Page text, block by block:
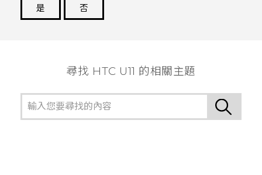
是
否
尋找 HTC U11 的相關主題